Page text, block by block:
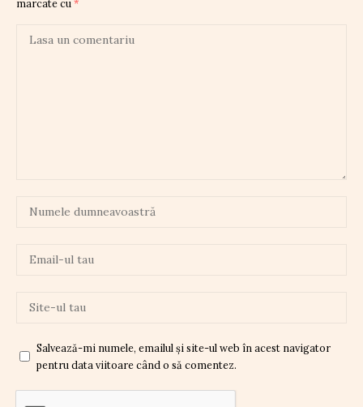
marcate cu *
Salvează-mi numele, emailul și site-ul web în acest navigator
pentru data viitoare când o să comentez.